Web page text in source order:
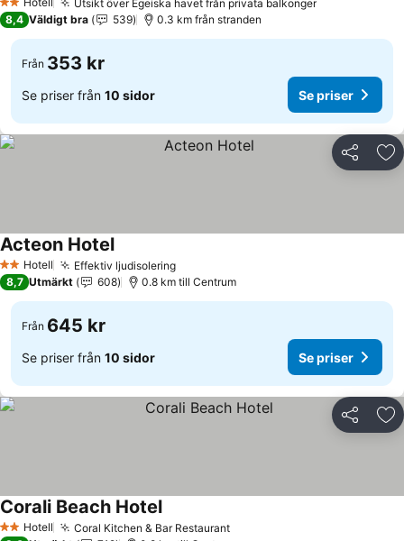
2 Stjärnor Utsikt över Egeiska havet från privata balkongerSe priser
8,4 Väldigt bra 539 0.3 km från stranden
Från 353 kr
Se priser från 10 sidor Se priser
Dela
2 Stjärnor
Hotell Effektiv ljudisoleringSe priser
Acteon HotelSe priser
8,7 Utmärkt 608 0.8 km till Centrum
Från 645 kr
Se priser från 10 sidor Se priser
Dela
2 Stjärnor
Hotell Coral Kitchen & Bar RestaurantSe priser
Corali Beach HotelSe priser